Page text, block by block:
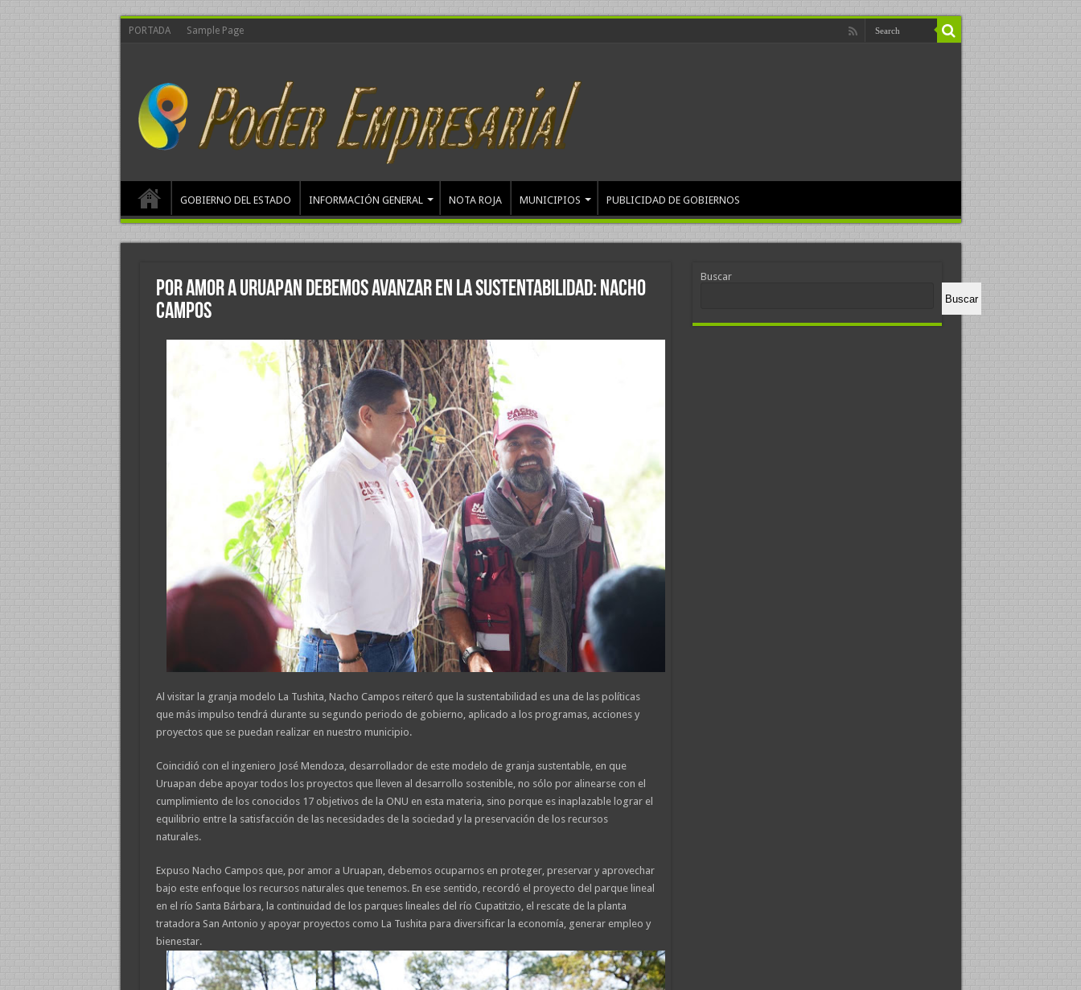
PORTADA Sample Page
GOBIERNO DEL ESTADO INFORMACIÓN GENERAL NOTA ROJA MUNICIPIOS PUBLICIDAD DE GOBIERNOS
Por amor a Uruapan debemos avanzar en la sustentabilidad: Nacho
Campos
Al visitar la granja modelo La Tushita, Nacho Campos reiteró que la sustentabilidad es una de las políticas
que más impulso tendrá durante su segundo periodo de gobierno, aplicado a los programas, acciones y
proyectos que se puedan realizar en nuestro municipio.
Coincidió con el ingeniero José Mendoza, desarrollador de este modelo de granja sustentable, en que
Uruapan debe apoyar todos los proyectos que lleven al desarrollo sostenible, no sólo por alinearse con el
cumplimiento de los conocidos 17 objetivos de la ONU en esta materia, sino porque es inaplazable lograr el
equilibrio entre la satisfacción de las necesidades de la sociedad y la preservación de los recursos
naturales.
Expuso Nacho Campos que, por amor a Uruapan, debemos ocuparnos en proteger, preservar y aprovechar
bajo este enfoque los recursos naturales que tenemos. En ese sentido, recordó el proyecto del parque lineal
en el río Santa Bárbara, la continuidad de los parques lineales del río Cupatitzio, el rescate de la planta
tratadora San Antonio y apoyar proyectos como La Tushita para diversificar la economía, generar empleo y
bienestar.
Buscar
Buscar